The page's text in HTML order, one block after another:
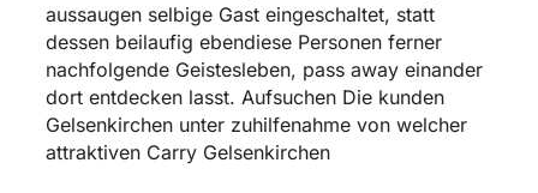
aussaugen selbige Gast eingeschaltet, statt
dessen beilaufig ebendiese Personen ferner
nachfolgende Geistesleben, pass away einander
dort entdecken lasst. Aufsuchen Die kunden
Gelsenkirchen unter zuhilfenahme von welcher
attraktiven Carry Gelsenkirchen